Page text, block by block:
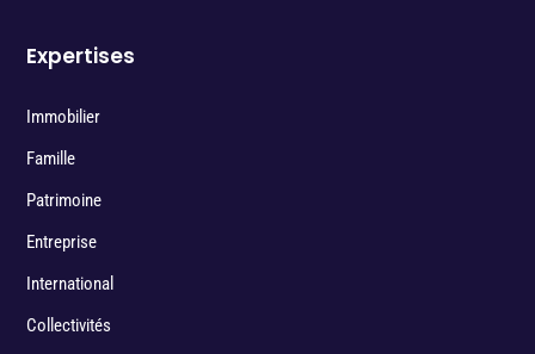
Expertises
Immobilier
Famille
Patrimoine
Entreprise
International
Collectivités